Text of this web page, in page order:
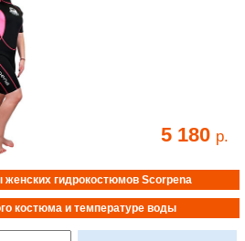
5 180 р.
гидрокостюмов Scorpena
костюма и температуре воды